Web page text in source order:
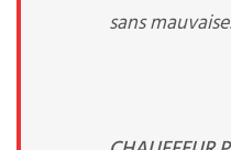
sans